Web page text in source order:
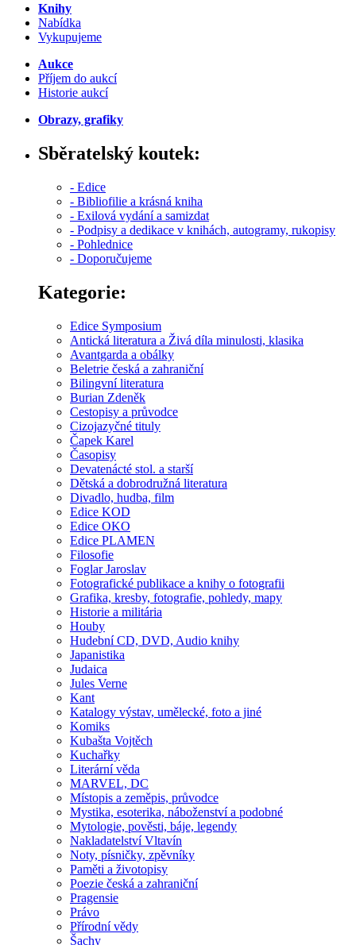
Knihy
Nabídka
Vykupujeme
Aukce
Příjem do aukcí
Historie aukcí
Obrazy, grafiky
Sběratelský koutek:
- Edice
- Bibliofilie a krásná kniha
- Exilová vydání a samizdat
- Podpisy a dedikace v knihách, autogramy, rukopisy
- Pohlednice
- Doporučujeme
Kategorie:
Edice Symposium
Antická literatura a Živá díla minulosti, klasika
Avantgarda a obálky
Beletrie česká a zahraniční
Bilingvní literatura
Burian Zdeněk
Cestopisy a průvodce
Cizojazyčné tituly
Čapek Karel
Časopisy
Devatenácté stol. a starší
Dětská a dobrodružná literatura
Divadlo, hudba, film
Edice KOD
Edice OKO
Edice PLAMEN
Filosofie
Foglar Jaroslav
Fotografické publikace a knihy o fotografii
Grafika, kresby, fotografie, pohledy, mapy
Historie a militária
Houby
Hudební CD, DVD, Audio knihy
Japanistika
Judaica
Jules Verne
Kant
Katalogy výstav, umělecké, foto a jiné
Komiks
Kubašta Vojtěch
Kuchařky
Literární věda
MARVEL, DC
Místopis a zeměpis, průvodce
Mystika, esoterika, náboženství a podobné
Mytologie, pověsti, báje, legendy
Nakladatelství Vltavín
Noty, písničky, zpěvníky
Paměti a životopisy
Poezie česká a zahraniční
Pragensie
Právo
Přírodní vědy
Šachy